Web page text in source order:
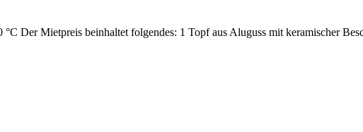
Der Mietpreis beinhaltet folgendes: 1 Topf aus Aluguss mit keramischer